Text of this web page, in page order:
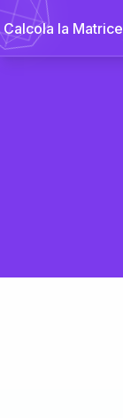
Calcola la Matrice